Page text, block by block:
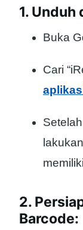
1. Unduh
Buka
Cari
2.
Barcode: